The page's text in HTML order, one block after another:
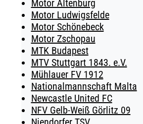
Motor Altenburg
Motor Ludwigsfelde
Motor Schönebeck
Motor Zschopau
MTK Budapest
MTV Stuttgart 1843. e.V.
Mühlauer FV 1912
Nationalmannschaft Malta
Newcastle United FC
NFV Gelb-Weiß Görlitz 09